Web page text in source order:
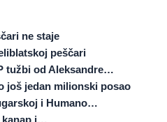
ne staje
peščari
tužbi od Aleksandre…
još jedan milionski posao
i Humano…